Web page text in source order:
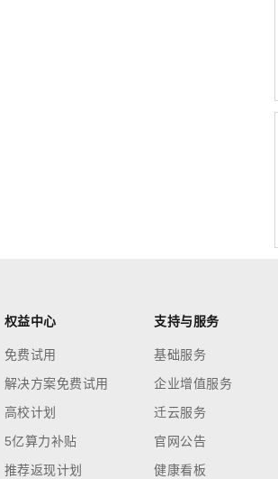
权益中心
免费试用
解决方案免费试用
高校计划
5亿算力补贴
推荐返现计划
支持与服务
基础服务
企业增值服务
迁云服务
官网公告
健康看板